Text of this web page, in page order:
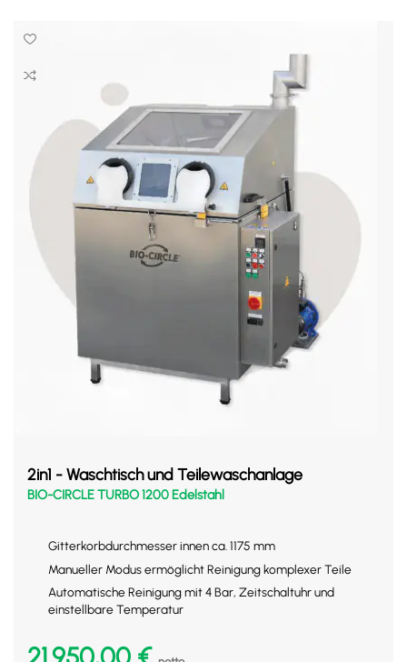
2in1 - Waschtisch und Teilewaschanlage
BIO-CIRCLE TURBO 1200 Edelstahl
Gitterkorbdurchmesser innen ca. 1175 mm
Manueller Modus ermöglicht Reinigung komplexer Teile
Automatische Reinigung mit 4 Bar, Zeitschaltuhr und
einstellbare Temperatur